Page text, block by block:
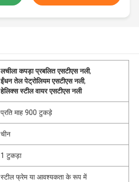
लचीला कपड़ा प्रबलित एसटीएस नली,
ईंधन तेल पेट्रोलियम एसटीएस नली,
हेलिक्स स्टील वायर एसटीएस नली
प्रति माह 900 टुकड़े
चीन
1 टुकड़ा
स्टील फ्रेम या आवश्यकता के रूप में